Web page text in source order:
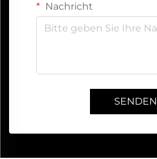
Nachricht
SENDEN